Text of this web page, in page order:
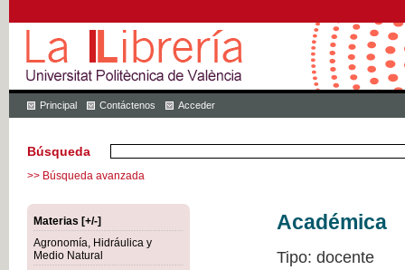
Principal Contáctenos Acceder
Búsqueda
>> Búsqueda avanzada
Materias [+/-]
Agronomía, Hidráulica y
Medio Natural
Académica
Tipo: docente